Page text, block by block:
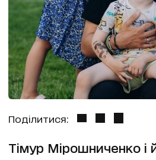
Поділитися:
Тімур Мірошниченко